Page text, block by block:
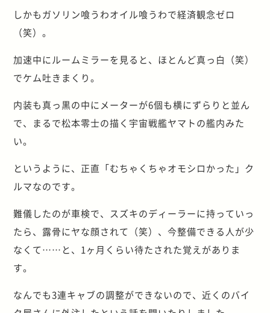
しかもガソリン喰うわオイル喰うわで経済観念ゼロ
（笑）。
加速中にルームミラーを見ると、ほとんど真っ白（笑）
でケム吐きまくり。
内装も真っ黒の中にメーターが6個も横にずらりと並ん
で、まるで松本零士の描く宇宙戦艦ヤマトの艦内みた
い。
というように、正直「むちゃくちゃオモシロかった」ク
ルマなのです。
難儀したのが車検で、スズキのディーラーに持っていっ
たら、露骨にヤな顔されて（笑）、今整備できる人が少
なくて……と、1ヶ月くらい待たされた覚えがありま
す。
なんでも3連キャブの調整ができないので、近くのバイ